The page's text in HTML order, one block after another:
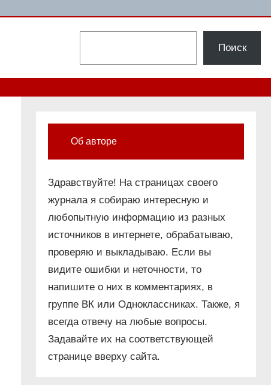
Поиск
Об авторе
Здравствуйте! На страницах своего
журнала я собираю интересную и
любопытную информацию из разных
источников в интернете, обрабатываю,
проверяю и выкладываю. Если вы
видите ошибки и неточности, то
напишите о них в комментариях, в
группе ВК или Одноклассниках. Также, я
всегда отвечу на любые вопросы.
Задавайте их на соответствующей
странице вверху сайта.